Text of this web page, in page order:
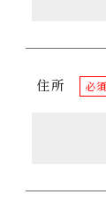
住所 必須